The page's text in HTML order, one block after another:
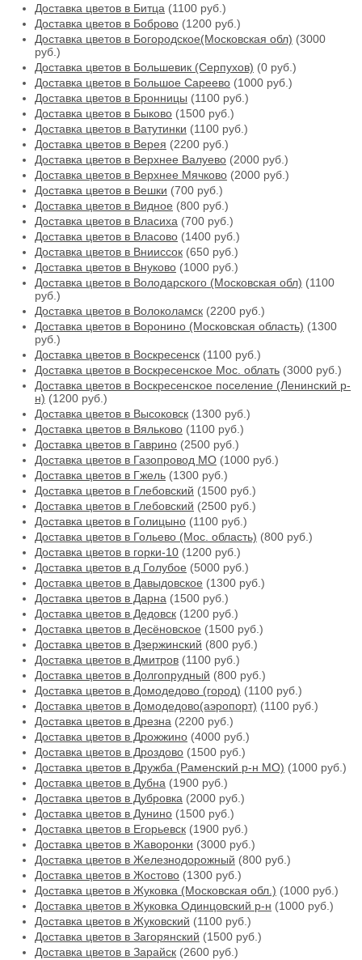
Доставка цветов в Битца (1100 руб.)
Доставка цветов в Боброво (1200 руб.)
Доставка цветов в Богородское(Московская обл) (3000
руб.)
Доставка цветов в Большевик (Серпухов) (0 руб.)
Доставка цветов в Большое Сареево (1000 руб.)
Доставка цветов в Бронницы (1100 руб.)
Доставка цветов в Быково (1500 руб.)
Доставка цветов в Ватутинки (1100 руб.)
Доставка цветов в Верея (2200 руб.)
Доставка цветов в Верхнее Валуево (2000 руб.)
Доставка цветов в Верхнее Мячково (2000 руб.)
Доставка цветов в Вешки (700 руб.)
Доставка цветов в Видное (800 руб.)
Доставка цветов в Власиха (700 руб.)
Доставка цветов в Власово (1400 руб.)
Доставка цветов в Внииссок (650 руб.)
Доставка цветов в Внуково (1000 руб.)
Доставка цветов в Володарского (Московская обл) (1100
руб.)
Доставка цветов в Волоколамск (2200 руб.)
Доставка цветов в Воронино (Московская область) (1300
руб.)
Доставка цветов в Воскресенск (1100 руб.)
Доставка цветов в Воскресенское Мос. облать (3000 руб.)
Доставка цветов в Воскресенское поселение (Ленинский р-
н) (1200 руб.)
Доставка цветов в Высоковск (1300 руб.)
Доставка цветов в Вяльково (1100 руб.)
Доставка цветов в Гаврино (2500 руб.)
Доставка цветов в Газопровод МО (1000 руб.)
Доставка цветов в Гжель (1300 руб.)
Доставка цветов в Глебовский (1500 руб.)
Доставка цветов в Глебовский (2500 руб.)
Доставка цветов в Голицыно (1100 руб.)
Доставка цветов в Гольево (Мос. область) (800 руб.)
Доставка цветов в горки-10 (1200 руб.)
Доставка цветов в д Голубое (5000 руб.)
Доставка цветов в Давыдовское (1300 руб.)
Доставка цветов в Дарна (1500 руб.)
Доставка цветов в Дедовск (1200 руб.)
Доставка цветов в Десёновское (1500 руб.)
Доставка цветов в Дзержинский (800 руб.)
Доставка цветов в Дмитров (1100 руб.)
Доставка цветов в Долгопрудный (800 руб.)
Доставка цветов в Домодедово (город) (1100 руб.)
Доставка цветов в Домодедово(аэропорт) (1100 руб.)
Доставка цветов в Дрезна (2200 руб.)
Доставка цветов в Дрожжино (4000 руб.)
Доставка цветов в Дроздово (1500 руб.)
Доставка цветов в Дружба (Раменский р-н МО) (1000 руб.)
Доставка цветов в Дубна (1900 руб.)
Доставка цветов в Дубровка (2000 руб.)
Доставка цветов в Дунино (1500 руб.)
Доставка цветов в Егорьевск (1900 руб.)
Доставка цветов в Жаворонки (3000 руб.)
Доставка цветов в Железнодорожный (800 руб.)
Доставка цветов в Жостово (1300 руб.)
Доставка цветов в Жуковка (Московская обл.) (1000 руб.)
Доставка цветов в Жуковка Одинцовский р-н (1000 руб.)
Доставка цветов в Жуковский (1100 руб.)
Доставка цветов в Загорянский (1500 руб.)
Доставка цветов в Зарайск (2600 руб.)